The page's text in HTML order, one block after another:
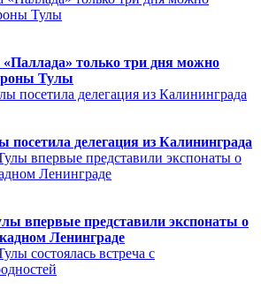
только три дня можно
Тулы
делегация из Калининграда
впервые представили экспонаты о
Ленинграде